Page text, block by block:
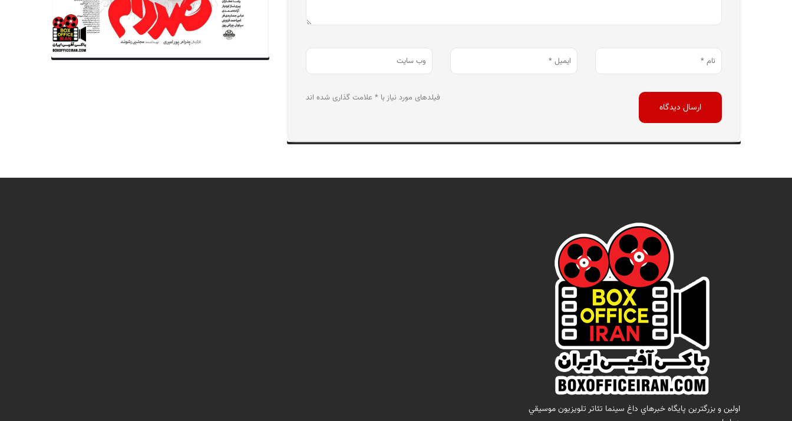
فیلدهای مورد نیاز با * علامت گذاری شده اند
اولين و بزرگترين پايگاه خبرهاي داغ سينما تئاتر تلويزيون موسيقي